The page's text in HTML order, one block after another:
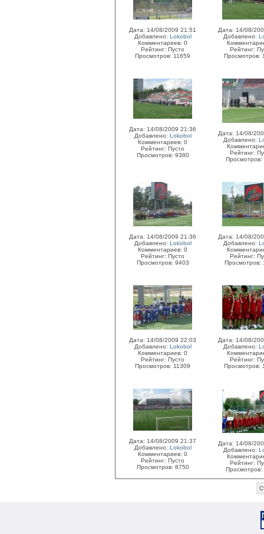
Дата: 14/08/2009 21:51
Добавлено: Lokobol
Комментариев: 0
Рейтинг: Пусто
Просмотров: 11659
Дата: 14/08/
Добавлено:
Рейтинг:
Просмотров:
Дата: 14/08/2009 21:36
Добавлено: Lokobol
Комментариев: 0
Рейтинг: Пусто
Просмотров: 9380
Дата: 14/08/
Добавлено:
Рейтинг:
Просмотров:
Дата: 14/08/2009 21:36
Добавлено: Lokobol
Комментариев: 0
Рейтинг: Пусто
Просмотров: 9403
Дата: 14/08/
Добавлено:
Рейтинг:
Просмотров:
Дата: 14/08/2009 22:03
Добавлено: Lokobol
Комментариев: 0
Рейтинг: Пусто
Просмотров: 11309
Дата: 14/08/
Добавлено:
Рейтинг:
Просмотров:
Дата: 14/08/2009 21:37
Добавлено: Lokobol
Комментариев: 0
Рейтинг: Пусто
Просмотров: 8750
Дата: 14/08/
Добавлено:
Рейтинг:
Просмотров: